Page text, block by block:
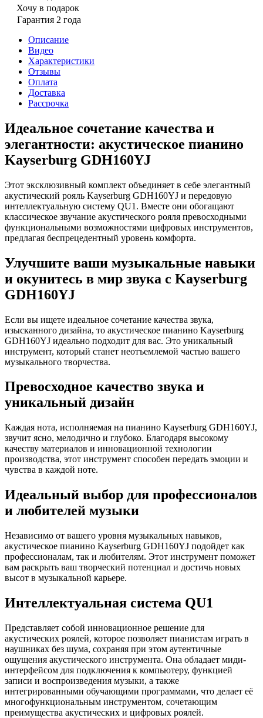
Хочу в подарок
Гарантия 2 года
Описание
Видео
Характеристики
Отзывы
Оплата
Доставка
Рассрочка
Идеальное сочетание качества и
элегантности: акустическое пианино
Kayserburg GDH160YJ
Этот эксклюзивный комплект объединяет в себе элегантный
акустический рояль Kayserburg GDH160YJ и передовую
интеллектуальную систему QU1. Вместе они обогащают
классическое звучание акустического рояля превосходными
функциональными возможностями цифровых инструментов,
предлагая беспрецедентный уровень комфорта.
Улучшите ваши музыкальные навыки
и окунитесь в мир звука с Kayserburg
GDH160YJ
Если вы ищете идеальное сочетание качества звука,
изысканного дизайна, то акустическое пианино Kayserburg
GDH160YJ идеально подходит для вас. Это уникальный
инструмент, который станет неотъемлемой частью вашего
музыкального творчества.
Превосходное качество звука и
уникальный дизайн
Каждая нота, исполняемая на пианино Kayserburg GDH160YJ,
звучит ясно, мелодично и глубоко. Благодаря высокому
качеству материалов и инновационной технологии
производства, этот инструмент способен передать эмоции и
чувства в каждой ноте.
Идеальный выбор для профессионалов
и любителей музыки
Независимо от вашего уровня музыкальных навыков,
акустическое пианино Kayserburg GDH160YJ подойдет как
профессионалам, так и любителям. Этот инструмент поможет
вам раскрыть ваш творческий потенциал и достичь новых
высот в музыкальной карьере.
Интеллектуальная система QU1
Представляет собой инновационное решение для
акустических роялей, которое позволяет пианистам играть в
наушниках без шума, сохраняя при этом аутентичные
ощущения акустического инструмента. Она обладает миди-
интерфейсом для подключения к компьютеру, функцией
записи и воспроизведения музыки, а также
интегрированными обучающими программами, что делает её
многофункциональным инструментом, сочетающим
преимущества акустических и цифровых роялей.